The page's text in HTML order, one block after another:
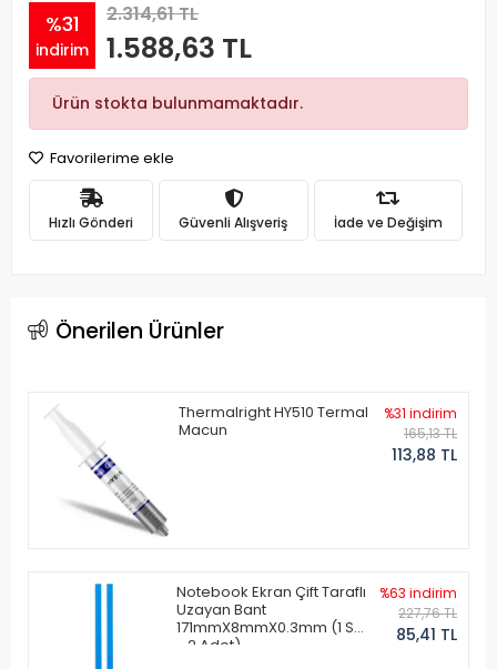
%31
indirim
2.314,61 TL
1.588,63 TL
Ürün stokta bulunmamaktadır.
Favorilerime ekle
Hızlı Gönderi Güvenli Alışveriş İade ve Değişim
Önerilen Ürünler
Thermalright HY510 Termal
Macun
%31 indirim
165,13 TL
113,88 TL
Notebook Ekran Çift Taraflı
Uzayan Bant
171mmX8mmX0.3mm (1 Set
- 2 Adet)
%63 indirim
227,76 TL
85,41 TL